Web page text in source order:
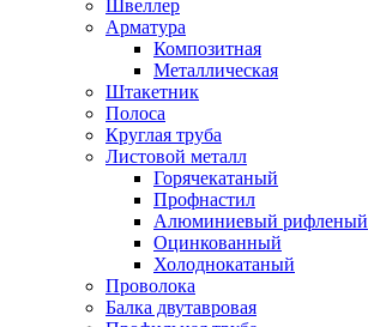
Швеллер
Арматура
Композитная
Металлическая
Штакетник
Полоса
Круглая труба
Листовой металл
Горячекатаный
Профнастил
Алюминиевый рифленый
Оцинкованный
Холоднокатаный
Проволока
Балка двутавровая